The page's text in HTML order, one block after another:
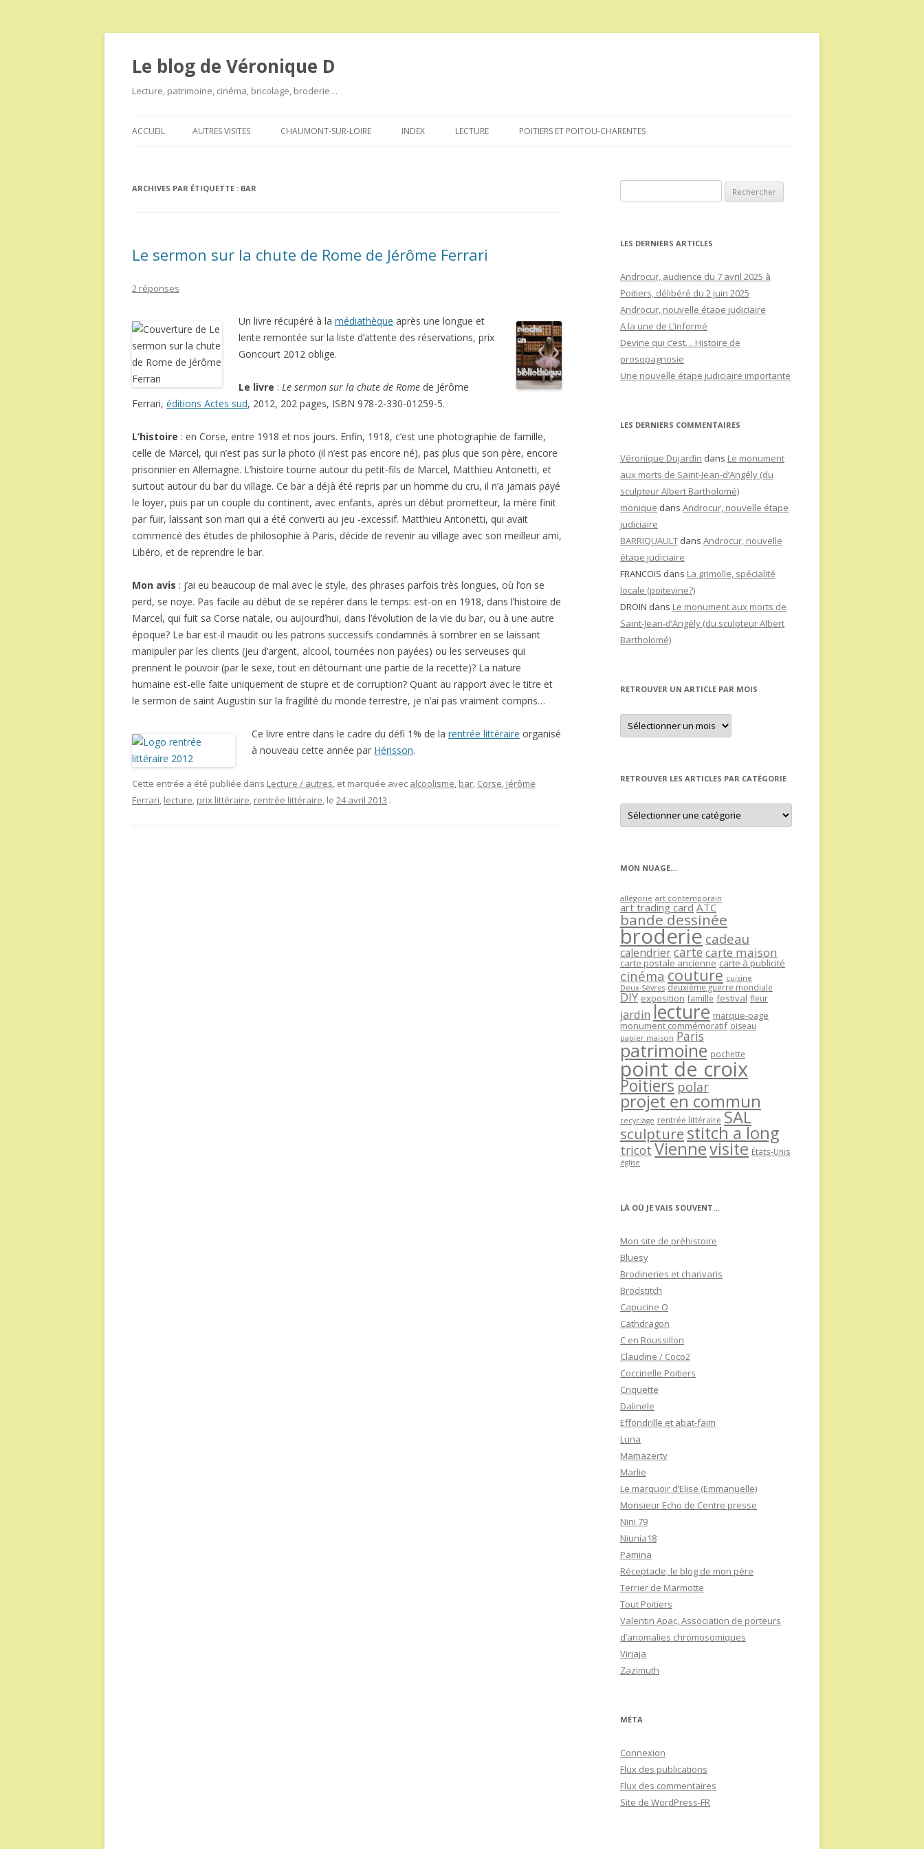
Le blog de Véronique D
Lecture, patrimoine, cinéma, bricolage, broderie…
au
ACCUEIL AUTRES VISITES CHAUMONT-SUR-LOIRE INDEX LECTURE POITIERS ET POITOU-CHARENTES
ARCHIVES PAR ÉTIQUETTE : BAR
Le sermon sur la chute de Rome de Jérôme Ferrari
2 réponses
Un livre récupéré à la médiathèque après une longue et
lente remontée sur la liste d’attente des réservations, prix
Goncourt 2012 oblige.
Le livre : Le sermon sur la chute de Rome de Jérôme
Ferrari, éditions Actes sud, 2012, 202 pages, ISBN 978-2-330-01259-5.
L’histoire : en Corse, entre 1918 et nos jours. Enfin, 1918, c’est une photographie de famille,
celle de Marcel, qui n’est pas sur la photo (il n’est pas encore né), pas plus que son père, encore
prisonnier en Allemagne. L’histoire tourne autour du petit-fils de Marcel, Matthieu Antonetti, et
surtout autour du bar du village. Ce bar a déjà été repris par un homme du cru, il n’a jamais payé
le loyer, puis par un couple du continent, avec enfants, après un début prometteur, la mère finit
par fuir, laissant son mari qui a été converti au jeu -excessif. Matthieu Antonetti, qui avait
commencé des études de philosophie à Paris, décide de revenir au village avec son meilleur ami,
Libéro, et de reprendre le bar.
Mon avis : j’ai eu beaucoup de mal avec le style, des phrases parfois très longues, où l’on se
perd, se noye. Pas facile au début de se repérer dans le temps: est-on en 1918, dans l’histoire de
Marcel, qui fuit sa Corse natale, ou aujourd’hui, dans l’évolution de la vie du bar, ou à une autre
époque? Le bar est-il maudit ou les patrons successifs condamnés à sombrer en se laissant
manipuler par les clients (jeu d’argent, alcool, tournées non payées) ou les serveuses qui
prennent le pouvoir (par le sexe, tout en détournant une partie de la recette)? La nature
humaine est-elle faite uniquement de stupre et de corruption? Quant au rapport avec le titre et
le sermon de saint Augustin sur la fragilité du monde terrestre, je n’ai pas vraiment compris…
Ce livre entre dans le cadre du défi 1% de la rentrée littéraire organisé
à nouveau cette année par Hérisson.
Cette entrée a été publiée dans Lecture / autres, et marquée avec alcoolisme, bar, Corse, Jérôme
Ferrari, lecture, prix littéraire, rentrée littéraire, le 24 avril 2013 .
LES DERNIERS ARTICLES
Androcur, audience du 7 avril 2025 à
Poitiers, délibéré du 2 juin 2025
Androcur, nouvelle étape judiciaire
A la une de L’informé
Devine qui c’est… Histoire de
prosopagnosie
Une nouvelle étape judiciaire importante
LES DERNIERS COMMENTAIRES
Véronique Dujardin dans Le monument
aux morts de Saint-Jean-d’Angély (du
sculpteur Albert Bartholomé)
monique dans Androcur, nouvelle étape
judiciaire
BARRIQUAULT dans Androcur, nouvelle
étape judiciaire
FRANCOIS dans La grimolle, spécialité
locale (poitevine?)
DROIN dans Le monument aux morts de
Saint-Jean-d’Angély (du sculpteur Albert
Bartholomé)
RETROUVER UN ARTICLE PAR MOIS
Retrouver
un
article
RETROUVER LES ARTICLES PAR CATÉGORIE
Retrouver
les
articles
MON NUAGE…
allégorie art contemporain
art trading card ATC
bande dessinée
broderie cadeau
calendriercartecarte maison
carte postale ancienne carte à publicité
cinéma couture cuisine
Deux-Sèvres deuxième guerre mondiale
DIY exposition famille festival fleur
jardin lecture marque-page
monument commémoratif oiseau
papier maison Paris
patrimoine pochette
point de croix
Poitiers polar
projet en commun
recyclage rentrée littéraire SAL
sculpture stitch a long
tricot Viennevisite États-Unis
église
LÀ OÙ JE VAIS SOUVENT…
Mon site de préhistoire
Bluesy
Brodineries et charivaris
Brodstitch
Capucine O
Cathdragon
C en Roussillon
Claudine / Coco2
Coccinelle Poitiers
Criquette
Dalinele
Effondrille et abat-faim
Luna
Mamazerty
Marlie
Le marquoir d’Elise (Emmanuelle)
Monsieur Echo de Centre presse
Nini 79
Niunia18
Pamina
Réceptacle, le blog de mon père
Terrier de Marmotte
Tout Poitiers
Valentin Apac, Association de porteurs
d’anomalies chromosomiques
Virjaja
Zazimuth
MÉTA
Connexion
Flux des publications
Flux des commentaires
Site de WordPress-FR